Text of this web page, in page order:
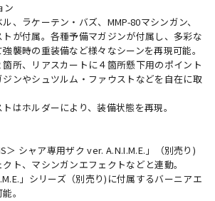
ン
、ラケーテン・バズ、MMP-80マシンガン、
が付属。各種予備マガジンが付属し、多彩な
襲時の重装備など様々なシーンを再現可能。
所、リアスカートに４箇所懸下用のポイント
ンやシュツルム・ファウストなどを自在に取
はホルダーにより、装備状態を再現。
＞ シャア専用ザク ver. A.N.I.M.E.」（別売り)
ト、マシンガンエフェクトなどと連動。
」シリーズ（別売り)に付属するバーニアエ
。